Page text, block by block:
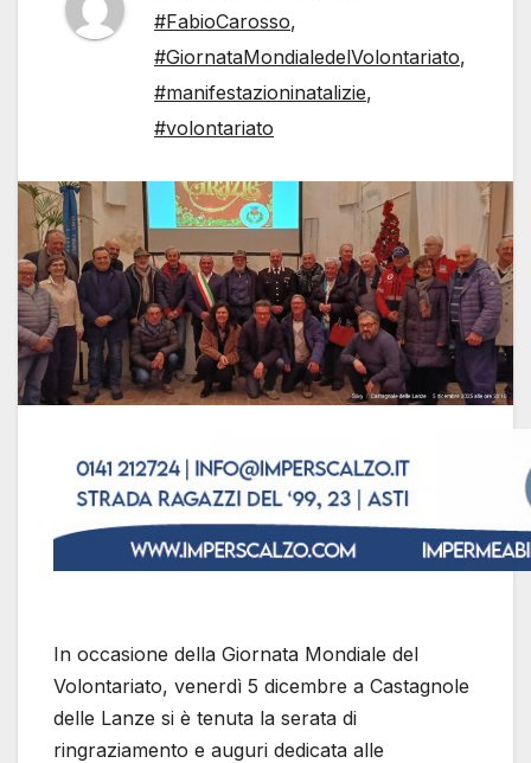
#FabioCarosso,
#GiornataMondialedelVolontariato,
#manifestazioninatalizie,
#volontariato
In occasione della Giornata Mondiale del
Volontariato, venerdì 5 dicembre a Castagnole
delle Lanze si è tenuta la serata di
ringraziamento e auguri dedicata alle